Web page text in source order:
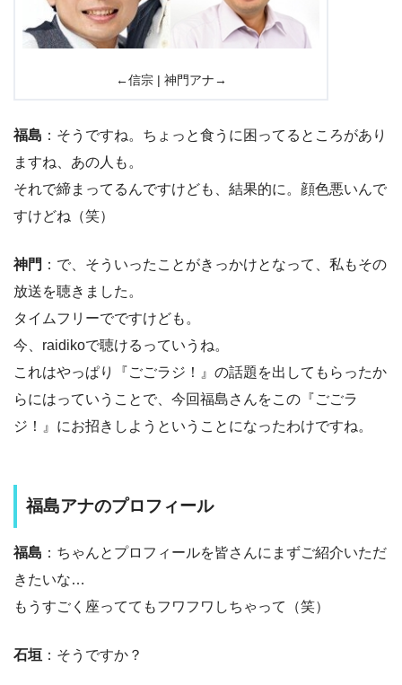
←信宗 | 神門アナ→
福島 ：そうですね。ちょっと食うに困ってるところがあり
ますね、あの人も。
それで締まってるんですけども、結果的に。顔色悪いんで
すけどね（笑）
神門 ：で、そういったことがきっかけとなって、私もその
放送を聴きました。
タイムフリーでですけども。
今、raidikoで聴けるっていうね。
これはやっぱり『ごごラジ！』の話題を出してもらったか
らにはっていうことで、今回福島さんをこの『ごごラ
ジ！』にお招きしようということになったわけですね。
福島アナのプロフィール
福島 ：ちゃんとプロフィールを皆さんにまずご紹介いただ
きたいな…
もうすごく座っててもフワフワしちゃって（笑）
石垣 ：そうですか？